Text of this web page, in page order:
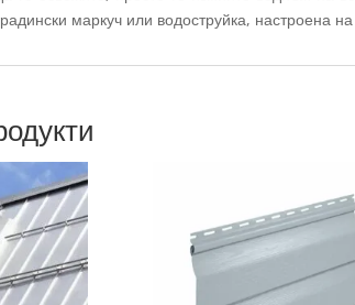
маркуч или водоструйка, настроена